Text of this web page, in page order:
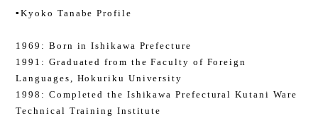
▪️Kyoko Tanabe Profile
1969: Born in Ishikawa Prefecture
1991: Graduated from the Faculty of Foreign
Languages, Hokuriku University
1998: Completed the Ishikawa Prefectural Kutani Ware
Technical Training Institute